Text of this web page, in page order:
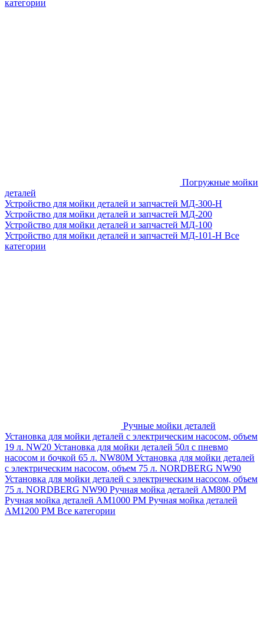
категории
Погружные мойки
деталей
Устройство для мойки деталей и запчастей МД-300-H
Устройство для мойки деталей и запчастей МД-200
Устройство для мойки деталей и запчастей МД-100
Устройство для мойки деталей и запчастей МД-101-Н Все
категории
Ручные мойки деталей
Установка для мойки деталей с электрическим насосом, объем
19 л. NW20 Установка для мойки деталей 50л с пневмо
насосом и бочкой 65 л. NW80M Установка для мойки деталей
с электрическим насосом, объем 75 л. NORDBERG NW90
Установка для мойки деталей с электрическим насосом, объем
75 л. NORDBERG NW90 Ручная мойка деталей АМ800 РМ
Ручная мойка деталей АМ1000 РМ Ручная мойка деталей
АМ1200 РМ Все категории